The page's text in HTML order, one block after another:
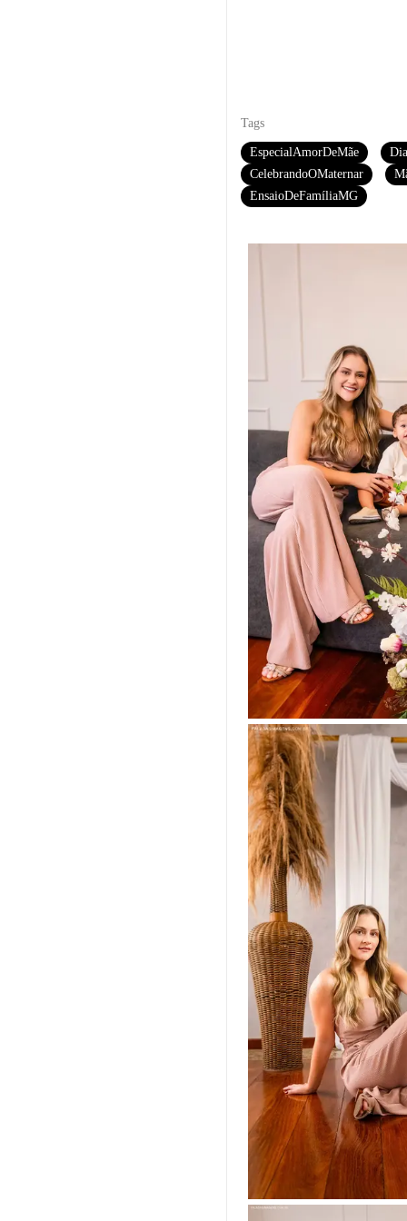
Tags
EspecialAmorDeMãe
CelebrandoOMaternar
EnsaioDeFamíliaMG